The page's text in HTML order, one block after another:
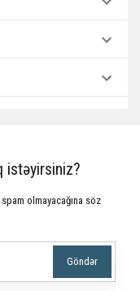
istəyirsiniz?
olmayacağına söz